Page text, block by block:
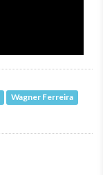
Wagner Ferreira